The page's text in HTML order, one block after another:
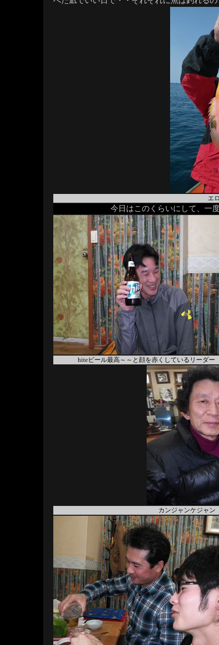
エ
今日はこのくらいにして、一
hiteビール最高～～と顔を赤くしているリーダー
カンジャンケジャン